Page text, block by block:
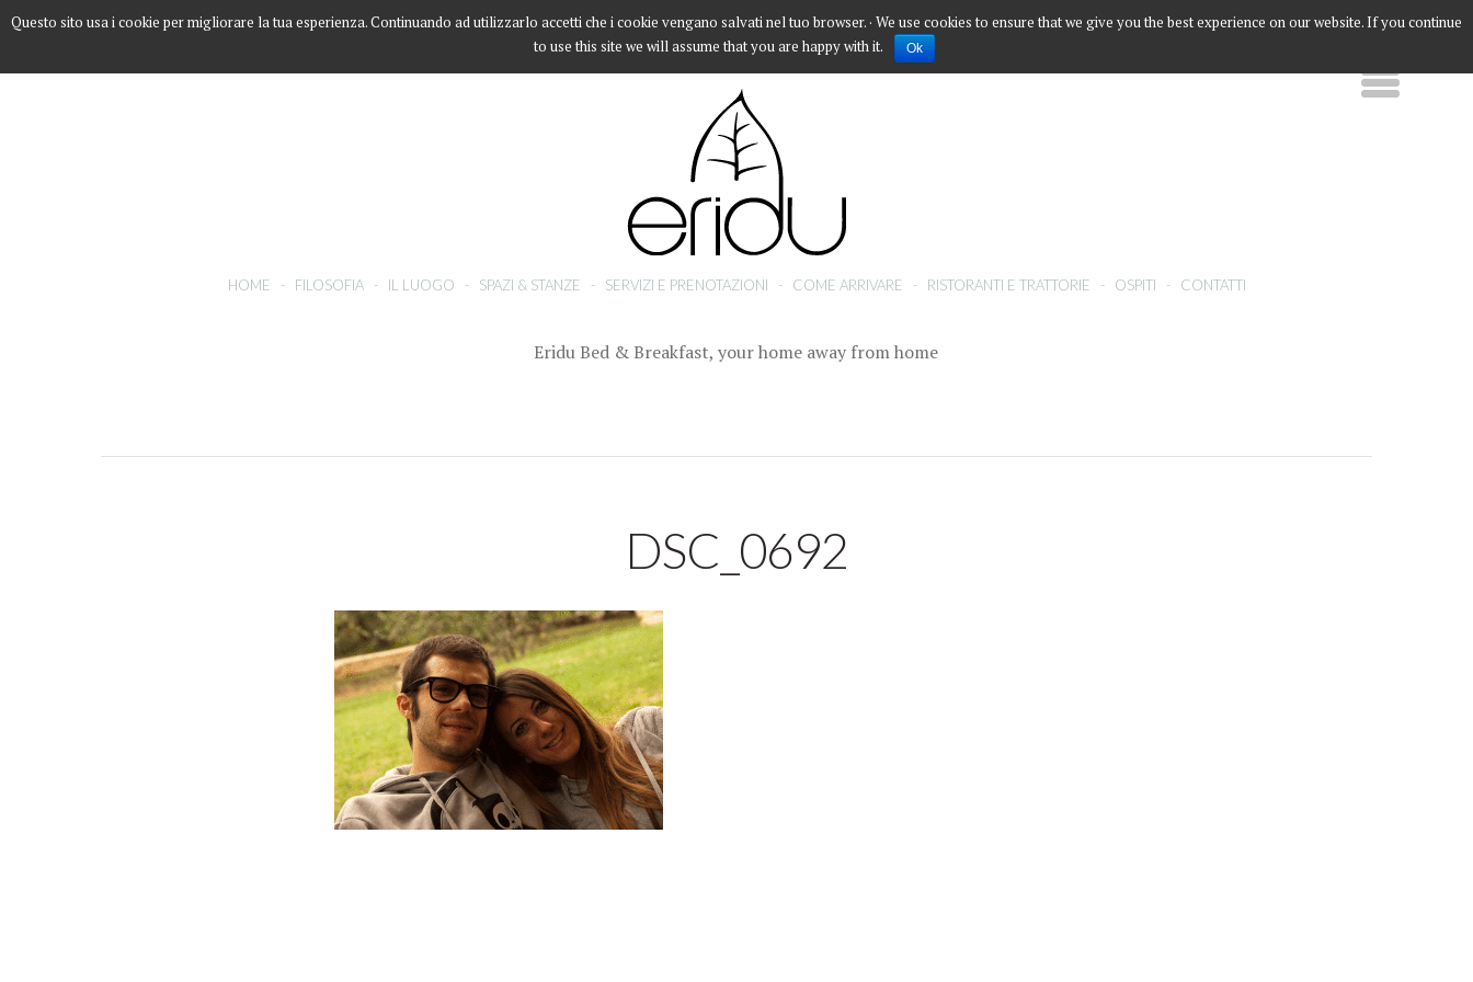
HOME - FILOSOFIA - IL LUOGO - SPAZI & STANZE - SERVIZI E PRENOTAZIONI - COME ARRIVARE - RISTORANTI E TRATTORIE - OSPITI - CONTATTI
Eridu Bed & Breakfast, your home away from home
DSC_0692
Questo sito usa i cookie per migliorare la tua esperienza. Continuando ad utilizzarlo accetti che i cookie vengano salvati nel tuo browser. · We use cookies to ensure that we give you the best experience on our website. If you continue
to use this site we will assume that you are happy with it.
Ok